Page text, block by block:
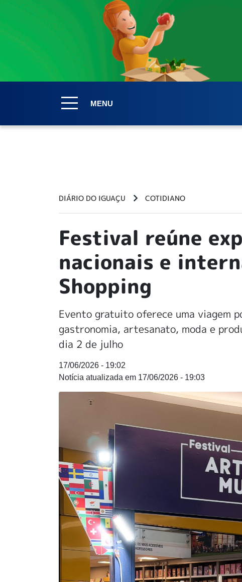
MENU
DIÁRIO DO IGUAÇU COTIDIANO
Festival reúne
nacionais e
Shopping
Evento gratuito oferece uma viagem
gastronomia, artesanato, moda e
dia 2 de julho
17/06/2026 - 19:02
17/06/2026 - 19:03